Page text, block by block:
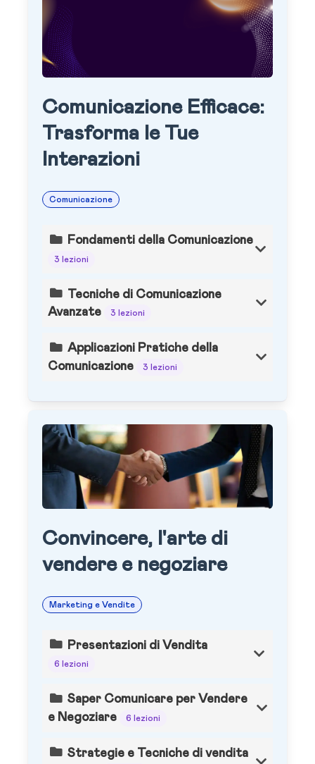
Comunicazione Efficace:
Trasforma le Tue
Interazioni
Comunicazione
Fondamenti della Comunicazione
3 lezioni
Tecniche di Comunicazione
Avanzate
3 lezioni
Applicazioni Pratiche della
Comunicazione
3 lezioni
Convincere, l'arte di
vendere e negoziare
Marketing e Vendite
Presentazioni di Vendita
6 lezioni
Saper Comunicare per Vendere
e Negoziare
6 lezioni
Strategie e Tecniche di vendita